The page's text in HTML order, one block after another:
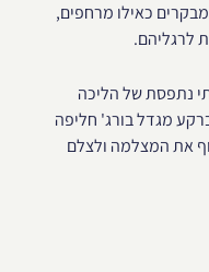
כאילו מרחפים,
לרגליהם.
נתפסת של הליכה
מגדל בורג' חליפה